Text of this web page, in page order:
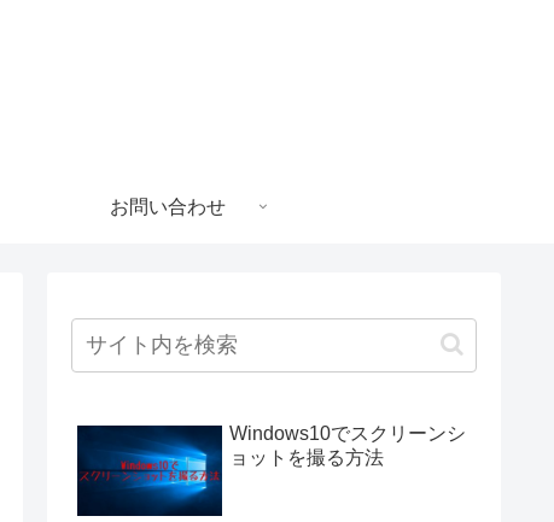
お問い合わせ
Windows10でスクリーンシ
ョットを撮る方法